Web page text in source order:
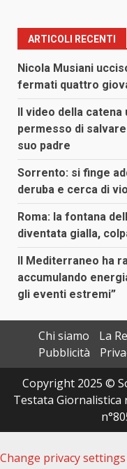
ARTICOLI RECENTI
Nicola Musiani
fermati quattro
Il video della catena
permesso di
suo padre
Sorrento: si finge
deruba e cerca di
Roma: la fontana
diventata gialla,
Il Mediterraneo ha
accumulando
gli eventi estremi”
Chi siamo
La
Pubblicità
Copyright 2025 ©
Testata Giornalistica
Change privacy settings